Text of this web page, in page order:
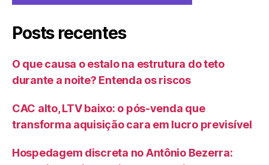
Posts recentes
O que causa o estalo na estrutura do teto
durante a noite? Entenda os riscos
CAC alto, LTV baixo: o pós-venda que
transforma aquisição cara em lucro previsível
Hospedagem discreta no Antônio Bezerra: